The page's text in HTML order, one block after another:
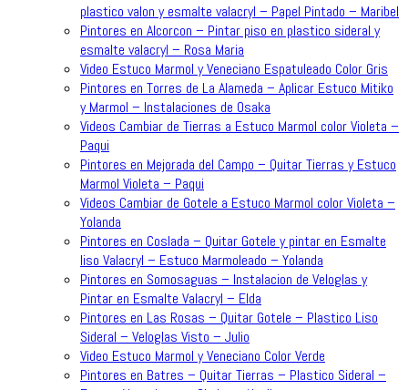
plastico valon y esmalte valacryl – Papel Pintado – Maribel
Pintores en Alcorcon – Pintar piso en plastico sideral y
esmalte valacryl – Rosa Maria
Video Estuco Marmol y Veneciano Espatuleado Color Gris
Pintores en Torres de La Alameda – Aplicar Estuco Mitiko
y Marmol – Instalaciones de Osaka
Videos Cambiar de Tierras a Estuco Marmol color Violeta –
Paqui
Pintores en Mejorada del Campo – Quitar Tierras y Estuco
Marmol Violeta – Paqui
Videos Cambiar de Gotele a Estuco Marmol color Violeta –
Yolanda
Pintores en Coslada – Quitar Gotele y pintar en Esmalte
liso Valacryl – Estuco Marmoleado – Yolanda
Pintores en Somosaguas – Instalacion de Veloglas y
Pintar en Esmalte Valacryl – Elda
Pintores en Las Rosas – Quitar Gotele – Plastico Liso
Sideral – Veloglas Visto – Julio
Video Estuco Marmol y Veneciano Color Verde
Pintores en Batres – Quitar Tierras – Plastico Sideral –